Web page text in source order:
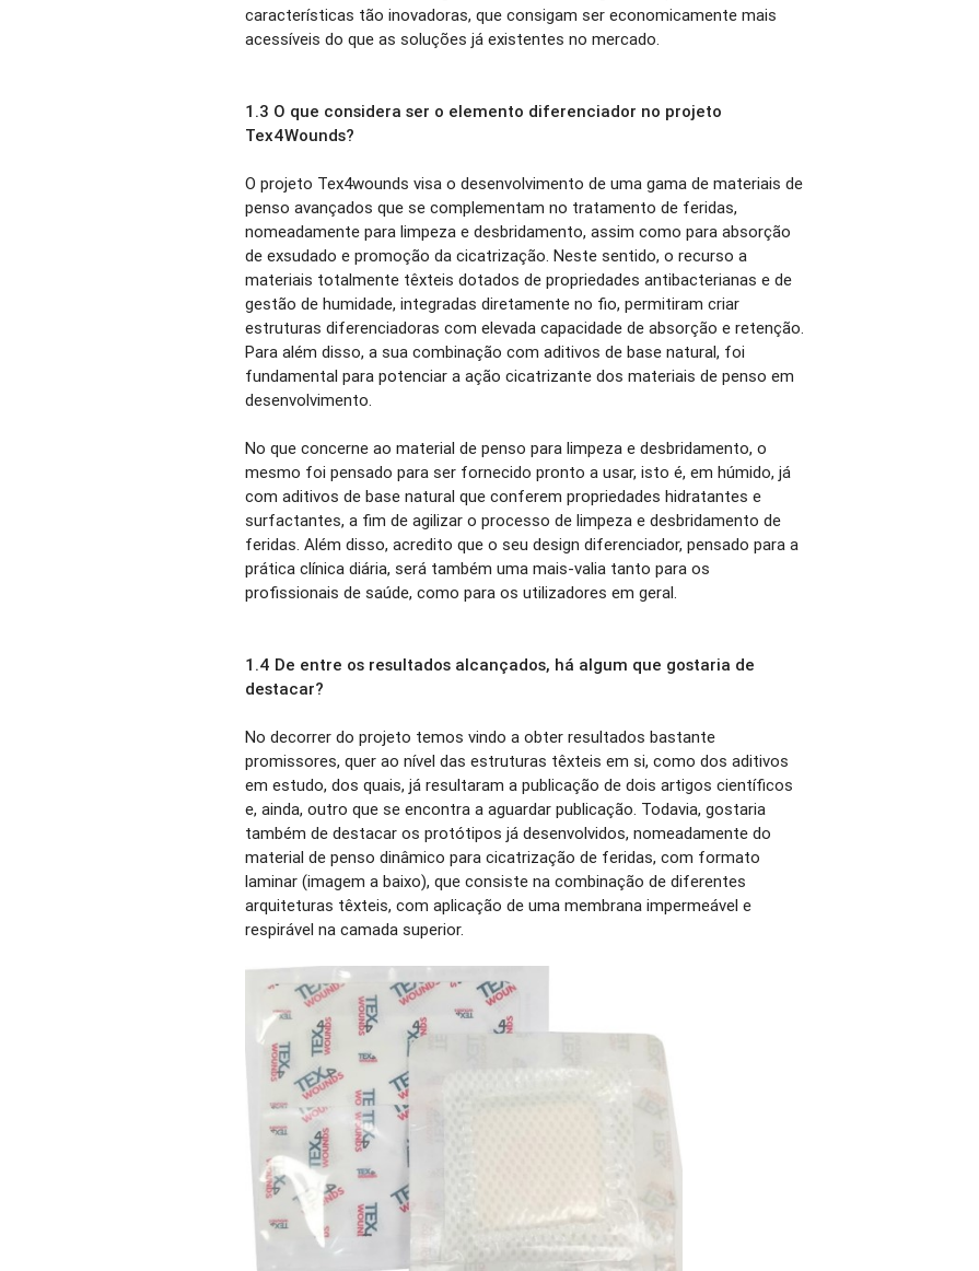
características tão inovadoras, que consigam ser economicamente mais
acessíveis do que as soluções já existentes no mercado.
1.3 O que considera ser o elemento diferenciador no projeto
Tex4Wounds?
O projeto Tex4wounds visa o desenvolvimento de uma gama de materiais de
penso avançados que se complementam no tratamento de feridas,
nomeadamente para limpeza e desbridamento, assim como para absorção
de exsudado e promoção da cicatrização. Neste sentido, o recurso a
materiais totalmente têxteis dotados de propriedades antibacterianas e de
gestão de humidade, integradas diretamente no fio, permitiram criar
estruturas diferenciadoras com elevada capacidade de absorção e retenção.
Para além disso, a sua combinação com aditivos de base natural, foi
fundamental para potenciar a ação cicatrizante dos materiais de penso em
desenvolvimento.
No que concerne ao material de penso para limpeza e desbridamento, o
mesmo foi pensado para ser fornecido pronto a usar, isto é, em húmido, já
com aditivos de base natural que conferem propriedades hidratantes e
surfactantes, a fim de agilizar o processo de limpeza e desbridamento de
feridas. Além disso, acredito que o seu design diferenciador, pensado para a
prática clínica diária, será também uma mais-valia tanto para os
profissionais de saúde, como para os utilizadores em geral.
1.4 De entre os resultados alcançados, há algum que gostaria de
destacar?
No decorrer do projeto temos vindo a obter resultados bastante
promissores, quer ao nível das estruturas têxteis em si, como dos aditivos
em estudo, dos quais, já resultaram a publicação de dois artigos científicos
e, ainda, outro que se encontra a aguardar publicação. Todavia, gostaria
também de destacar os protótipos já desenvolvidos, nomeadamente do
material de penso dinâmico para cicatrização de feridas, com formato
laminar (imagem a baixo), que consiste na combinação de diferentes
arquiteturas têxteis, com aplicação de uma membrana impermeável e
respirável na camada superior.